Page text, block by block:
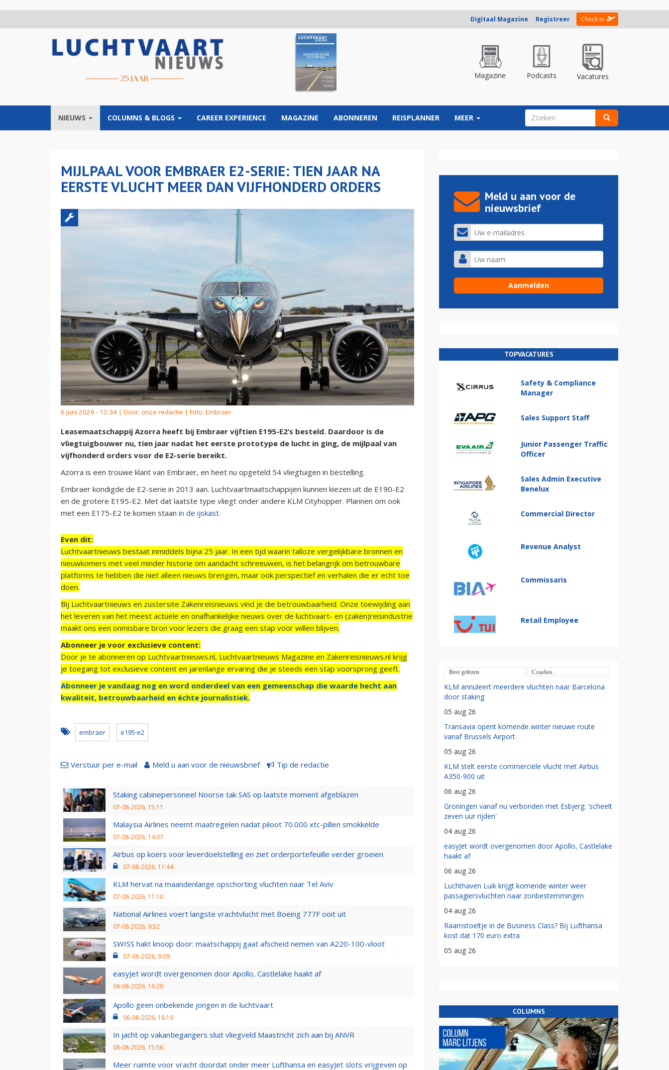
Digitaal Magazine Registreer Check in
Magazine Podcasts Vacatures
NIEUWS COLUMNS & BLOGS CAREER EXPERIENCE MAGAZINE ABONNEREN REISPLANNER MEER ZOEKVELD
MIJLPAAL VOOR EMBRAER E2-SERIE: TIEN JAAR NA
EERSTE VLUCHT MEER DAN VIJFHONDERD ORDERS
6 juni 2026 - 12:34 | Door: onze redactie | Foto: Embraer
Leasemaatschappij Azorra heeft bij Embraer vijftien E195-E2’s besteld. Daardoor is de
vliegtuigbouwer nu, tien jaar nadat het eerste prototype de lucht in ging, de mijlpaal van
vijfhonderd orders voor de E2-serie bereikt.
Azorra is een trouwe klant van Embraer, en heet nu opgeteld 54 vliegtuigen in bestelling.
Embraer kondigde de E2-serie in 2013 aan. Luchtvaartmaatschappijen kunnen kiezen uit de E190-E2
en de grotere E195-E2. Met dat laatste type vliegt onder andere KLM Cityhopper. Plannen om ook
met een E175-E2 te komen staan in de ijskast.
Even dit:
Luchtvaartnieuws bestaat inmiddels bijna 25 jaar. In een tijd waarin talloze vergelijkbare bronnen en
nieuwkomers met veel minder historie om aandacht schreeuwen, is het belangrijk om betrouwbare
platforms te hebben die niet alleen nieuws brengen, maar ook perspectief en verhalen die er echt toe
doen.
Bij Luchtvaartnieuws en zustersite Zakenreisnieuws vind je die betrouwbaarheid. Onze toewijding aan
het leveren van het meest actuele en onafhankelijke nieuws over de luchtvaart- en (zaken)reisindustrie
maakt ons een onmisbare bron voor lezers die graag een stap voor willen blijven.
Abonneer je voor exclusieve content:
Door je te abonneren op Luchtvaartnieuws.nl, Luchtvaartnieuws Magazine en Zakenreisnieuws.nl krijg
je toegang tot exclusieve content en jarenlange ervaring die je steeds een stap voorsprong geeft.
Abonneer je vandaag nog en word onderdeel van een gemeenschap die waarde hecht aan
kwaliteit, betrouwbaarheid en échte journalistiek.
embraer e195-e2
Verstuur per e-mail Meld u aan voor de nieuwsbrief Tip de redactie
Staking cabinepersoneel Noorse tak SAS op laatste moment afgeblazen
07-08-2026, 15:11
Malaysia Airlines neemt maatregelen nadat piloot 70.000 xtc-pillen smokkelde
07-08-2026, 14:07
Airbus op koers voor leverdoelstelling en ziet orderportefeuille verder groeien
07-08-2026, 11:44
KLM hervat na maandenlange opschorting vluchten naar Tel Aviv
07-08-2026, 11:10
National Airlines voert langste vrachtvlucht met Boeing 777F ooit uit
07-08-2026, 9:52
SWISS hakt knoop door: maatschappij gaat afscheid nemen van A220-100-vloot
07-08-2026, 9:09
easyJet wordt overgenomen door Apollo, Castlelake haakt af
06-08-2026, 16:20
Apollo geen onbekende jongen in de luchtvaart
06-08-2026, 16:19
In jacht op vakantiegangers sluit vliegveld Maastricht zich aan bij ANVR
06-08-2026, 15:56
Meer ruimte voor vracht doordat onder meer Lufthansa en easyJet slots vrijgeven op
Meld u aan voor de
nieuwsbrief
TOPVACATURES
Safety & Compliance
Manager
Sales Support Staff
Junior Passenger Traffic
Officer
Sales Admin Executive
Benelux
Commercial Director
Revenue Analyst
Commissaris
Retail Employee
Best gelezen Crashes
KLM annuleert meerdere vluchten naar Barcelona
door staking
05 aug 26
Transavia opent komende winter nieuwe route
vanaf Brussels Airport
05 aug 26
KLM stelt eerste commerciële vlucht met Airbus
A350-900 uit
06 aug 26
Groningen vanaf nu verbonden met Esbjerg: 'scheelt
zeven uur rijden'
04 aug 26
easyJet wordt overgenomen door Apollo, Castlelake
haakt af
06 aug 26
Luchthaven Luik krijgt komende winter weer
passagiersvluchten naar zonbestemmingen
04 aug 26
Raamstoeltje in de Business Class? Bij Lufthansa
kost dat 170 euro extra
05 aug 26
COLUMNS